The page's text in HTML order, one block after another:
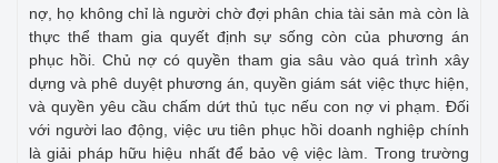
nợ, họ không chỉ là người chờ đợi phân chia tài sản mà còn là
thực thể tham gia quyết định sự sống còn của phương án
phục hồi. Chủ nợ có quyền tham gia sâu vào quá trình xây
dựng và phê duyệt phương án, quyền giám sát việc thực hiện,
và quyền yêu cầu chấm dứt thủ tục nếu con nợ vi phạm. Đối
với người lao động, việc ưu tiên phục hồi doanh nghiệp chính
là giải pháp hữu hiệu nhất để bảo vệ việc làm. Trong trường